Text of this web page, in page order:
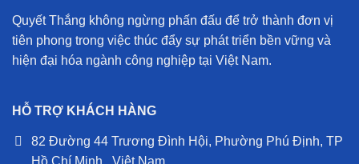
Quyết Thắng không ngừng phấn đấu để trở thành đơn vị
tiên phong trong việc thúc đẩy sự phát triển bền vững và
hiện đại hóa ngành công nghiệp tại Việt Nam.
HỖ TRỢ KHÁCH HÀNG
82 Đường 44 Trương Đình Hội, Phường Phú Định, TP